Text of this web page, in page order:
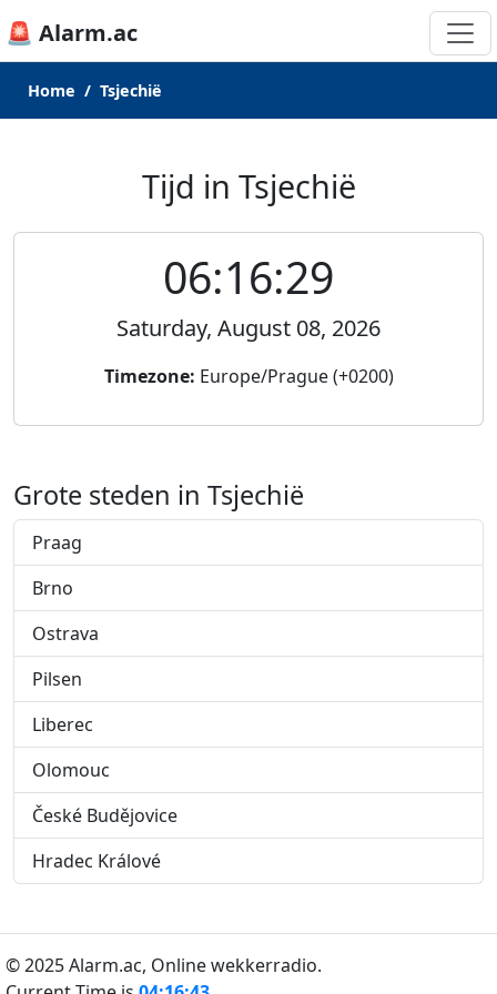
🚨 Alarm.ac
Home Tsjechië
Tijd in Tsjechië
06:16:29
Saturday, August 08, 2026
Timezone: Europe/Prague (+0200)
Grote steden in Tsjechië
Praag
Brno
Ostrava
Pilsen
Liberec
Olomouc
České Budějovice
Hradec Králové
© 2025 Alarm.ac, Online wekkerradio.